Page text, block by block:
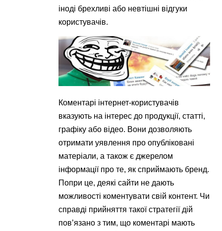
іноді брехливі або невтішні відгуки
користувачів.
Коментарі інтернет-користувачів
вказують на інтерес до продукції, статті,
графіку або відео. Вони дозволяють
отримати уявлення про опубліковані
матеріали, а також є джерелом
інформації про те, як сприймають бренд.
Попри це, деякі сайти не дають
можливості коментувати свій контент. Чи
справді прийняття такої стратегії дій
пов’язано з тим, що коментарі мають